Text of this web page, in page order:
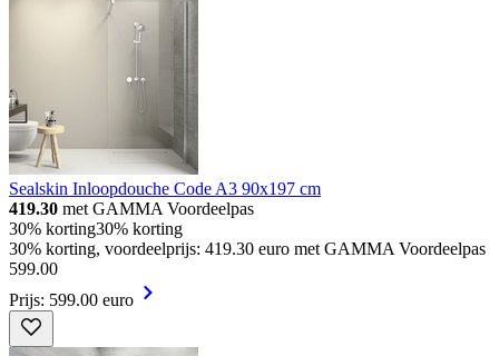
Sealskin Inloopdouche Code A3 90x197 cm
419.30 met GAMMA Voordeelpas
30% korting30% korting
30% korting, voordeelprijs: 419.30 euro met GAMMA Voordeelpas
599.00
Prijs: 599.00 euro